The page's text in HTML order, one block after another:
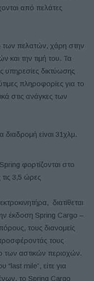
από πελάτες
των πελατών, χάρη στην
και την τιμή του. Τα
υπηρεσίες δικτύωσης
πληροφορίες για το
στις ανάγκες των
είναι 31χλμ.
φορτίζονται στο
τις 3,5 ώρες
διατίθεται
έκδοση Spring Cargo –
τους διανομείς
τους
των αστικών περιοχών.
“last mile”, είτε για
το Spring Cargo